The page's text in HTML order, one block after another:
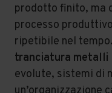
prodotto finito, ma
processo
ripetibile nel
tranciatura metalli
evolute, sistemi di